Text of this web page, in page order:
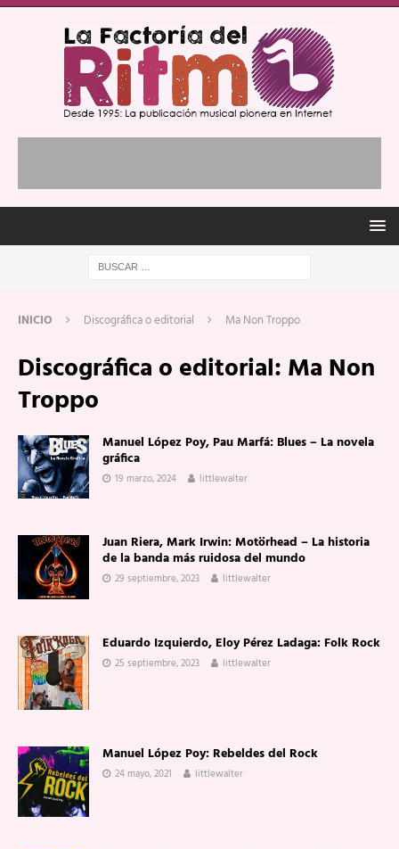
INICIO Discográfica o editorial Ma Non Troppo
Discográfica o editorial: Ma Non
Troppo
Manuel López Poy, Pau Marfá: Blues – La novela
gráfica
19 marzo, 2024 littlewalter
Juan Riera, Mark Irwin: Motörhead – La historia
de la banda más ruidosa del mundo
29 septiembre, 2023 littlewalter
Eduardo Izquierdo, Eloy Pérez Ladaga: Folk Rock
25 septiembre, 2023 littlewalter
Manuel López Poy: Rebeldes del Rock
24 mayo, 2021 littlewalter